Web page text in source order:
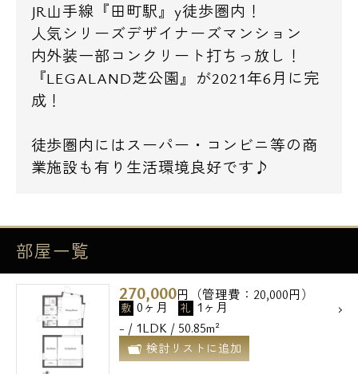
JR山手線『田町駅』y徒歩圏内！
人気シリーズデザイナーズマンション
内外装一部コンクリート打ちっ放し！
『LEGALAND芝公園』が2021年6月に完
成！
徒歩圏内にはスーパー・コンビニ等の商
業施設も有り生活環境良好です♪
部屋一覧
270,000円（管理費：20,000円）
敷 0ヶ月 礼 1ヶ月
- / 1LDK / 50.85m²
検討リストに追加